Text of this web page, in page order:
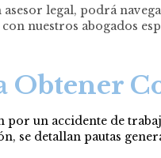
asesor legal, podrá
con nuestros abogados
un accidente de
se detallan pautas